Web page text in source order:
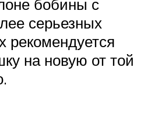
бобины с
серьезных
рекомендуется
на новую от той